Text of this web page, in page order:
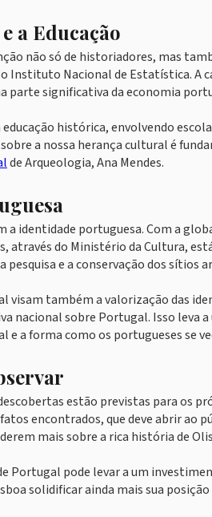
a Educação
não só de historiadores, mas
Nacional de Estatística. A
parte significativa da economia
histórica, envolvendo
a nossa herança cultural é
de Arqueologia, Ana Mendes.
identidade portuguesa. Com a
através do Ministério da Cultura,
e a conservação dos sítios
visam também a valorização das
nacional sobre Portugal. Isso leva
a forma como os portugueses se
estão previstas para os
encontrados, que deve abrir ao
mais sobre a rica história de
Portugal pode levar a um
solidificar ainda mais sua